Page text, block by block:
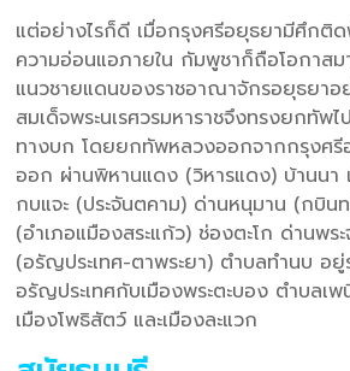
แต่อย่างไรก็ดี เมื่อกรุงศรีอยุธยามีศึกติ
ความอ่อนแอภายใน กัมพูชาก็ถือโอกาส
แนวชายแดนของราชอาณาจักรอยุธยาอ
สมเด็จพระนเรศวรมหาราชจึงทรงยกทัพ
ทางบก โดยยกทัพหลวงออกจากกรุงศรี
ออก ผ่านพิหานแดง (วิหารแดง) บ้านนา
กบแจะ (ประจันตคาม) ด่านหนุมาน (กบิน
(อำเภอแมืองสระแก้ว) ช่องตะโก ด่านพร
(อรัญประเทศ-ตาพระยา) ตำบลทำนบ อยู่
อรัญประเทศกับเมืองพระตะบอง ตำบลเ
เมืองโพธิสัตว์ และเมืองละแวก